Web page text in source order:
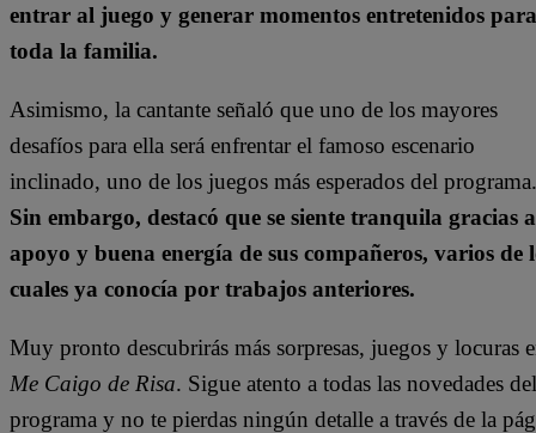
entrar al juego y generar momentos entretenidos para
toda la familia.
Asimismo, la cantante señaló que uno de los mayores
desafíos para ella será enfrentar el famoso escenario
inclinado, uno de los juegos más esperados del programa.
Sin embargo, destacó que se siente tranquila gracias
apoyo y buena energía de sus compañeros, varios de
cuales ya conocía por trabajos anteriores.
Muy pronto descubrirás más sorpresas, juegos y locuras
Me Caigo de Risa. Sigue atento a todas las novedades del
programa y no te pierdas ningún detalle a través de la